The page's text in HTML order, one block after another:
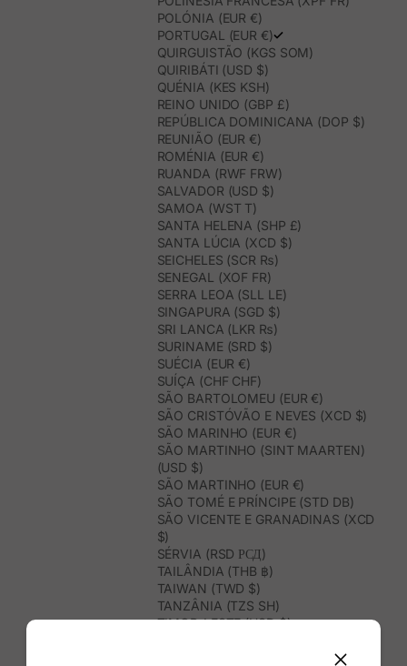
POLÓNIA (EUR €)
PORTUGAL (EUR €)
QUIRGUISTÃO (KGS SOM)
QUIRIBÁTI (USD $)
QUÉNIA (KES KSH)
REINO UNIDO (GBP £)
REPÚBLICA DOMINICANA (DOP $)
REUNIÃO (EUR €)
ROMÉNIA (EUR €)
RUANDA (RWF FRW)
SALVADOR (USD $)
SAMOA (WST T)
SANTA HELENA (SHP £)
SANTA LÚCIA (XCD $)
SEICHELES (SCR ₨)
SENEGAL (XOF FR)
SERRA LEOA (SLL LE)
SINGAPURA (SGD $)
SRI LANCA (LKR ₨)
SURINAME (SRD $)
SUÉCIA (EUR €)
SUÍÇA (CHF CHF)
SÃO BARTOLOMEU (EUR €)
SÃO CRISTÓVÃO E NEVES (XCD $)
SÃO MARINHO (EUR €)
SÃO MARTINHO (SINT MAARTEN)
(USD $)
SÃO MARTINHO (EUR €)
SÃO TOMÉ E PRÍNCIPE (STD DB)
SÃO VICENTE E GRANADINAS (XCD
$)
SÉRVIA (RSD РСД)
TAILÂNDIA (THB ฿)
TAIWAN (TWD $)
TANZÂNIA (TZS SH)
TIMOR-LESTE (USD $)